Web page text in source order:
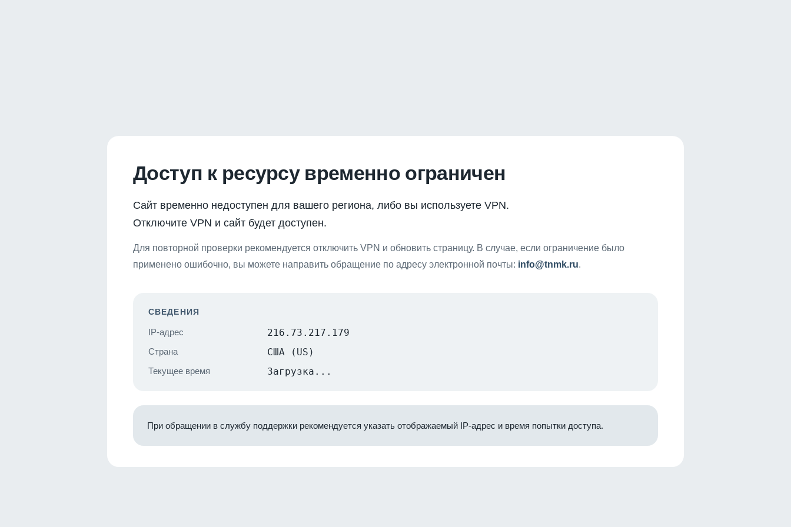
Доступ к ресурсу временно ограничен
Сайт временно недоступен для вашего региона, либо вы используете VPN.
Отключите VPN и сайт будет доступен.
Для повторной проверки рекомендуется отключить VPN и обновить страницу. В случае, если ограничение было
применено ошибочно, вы можете направить обращение по адресу электронной почты: info@tnmk.ru.
СВЕДЕНИЯ
IP-адрес 216.73.217.179
Страна США (US)
Текущее время Загрузка...
При обращении в службу поддержки рекомендуется указать отображаемый IP-адрес и время попытки доступа.